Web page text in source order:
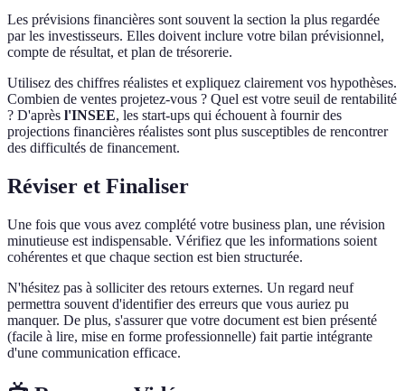
Les prévisions financières sont souvent la section la plus regardée
par les investisseurs. Elles doivent inclure votre bilan prévisionnel,
compte de résultat, et plan de trésorerie.
Utilisez des chiffres réalistes et expliquez clairement vos hypothèses.
Combien de ventes projetez-vous ? Quel est votre seuil de rentabilité
? D'après l'INSEE, les start-ups qui échouent à fournir des
projections financières réalistes sont plus susceptibles de rencontrer
des difficultés de financement.
Réviser et Finaliser
Une fois que vous avez complété votre business plan, une révision
minutieuse est indispensable. Vérifiez que les informations soient
cohérentes et que chaque section est bien structurée.
N'hésitez pas à solliciter des retours externes. Un regard neuf
permettra souvent d'identifier des erreurs que vous auriez pu
manquer. De plus, s'assurer que votre document est bien présenté
(facile à lire, mise en forme professionnelle) fait partie intégrante
d'une communication efficace.